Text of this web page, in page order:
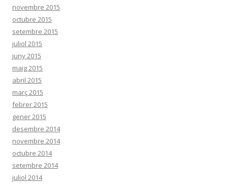
novembre 2015
octubre 2015
setembre 2015
juliol 2015
juny 2015
maig 2015
abril 2015
març 2015
febrer 2015
gener 2015
desembre 2014
novembre 2014
octubre 2014
setembre 2014
juliol 2014